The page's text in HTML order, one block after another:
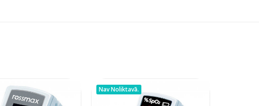
Nav Noliktavā.